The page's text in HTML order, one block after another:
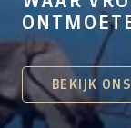
BEKIJK